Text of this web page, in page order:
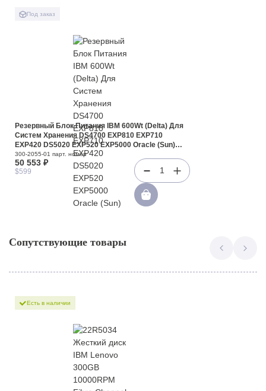
Под заказ
Резервный Блок Питания IBM 600Wt (Delta) Для
Систем Хранения DS4700 EXP810 EXP710
EXP420 DS5020 EXP520 EXP5000 Oracle (Sun)
CSM200 StorageTek 6140 6150 6180(300-2055-01)
300-2055-01 парт. номер
50 553 ₽
$599 1
Сопутствующие товары
Есть в наличии